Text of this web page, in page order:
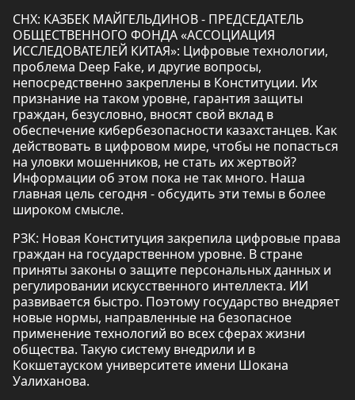
СНХ: КАЗБЕК МАЙГЕЛЬДИНОВ - ПРЕДСЕДАТЕЛЬ
ОБЩЕСТВЕННОГО ФОНДА «АССОЦИАЦИЯ
ИССЛЕДОВАТЕЛЕЙ КИТАЯ»: Цифровые технологии,
проблема Deep Fake, и другие вопросы,
непосредственно закреплены в Конституции. Их
признание на таком уровне, гарантия защиты
граждан, безусловно, вносят свой вклад в
обеспечение кибербезопасности казахстанцев. Как
действовать в цифровом мире, чтобы не попасться
на уловки мошенников, не стать их жертвой?
Информации об этом пока не так много. Наша
главная цель сегодня - обсудить эти темы в более
широком смысле.
РЗК: Новая Конституция закрепила цифровые права
граждан на государственном уровне. В стране
приняты законы о защите персональных данных и
регулировании искусственного интеллекта. ИИ
развивается быстро. Поэтому государство внедряет
новые нормы, направленные на безопасное
применение технологий во всех сферах жизни
общества. Такую систему внедрили и в
Кокшетауском университете имени Шокана
Уалиханова.